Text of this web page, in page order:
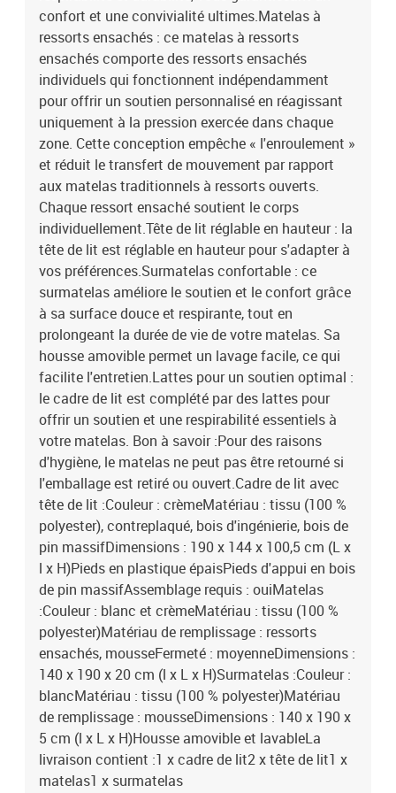
confort et une convivialité ultimes.Matelas à
ressorts ensachés : ce matelas à ressorts
ensachés comporte des ressorts ensachés
individuels qui fonctionnent indépendamment
pour offrir un soutien personnalisé en réagissant
uniquement à la pression exercée dans chaque
zone. Cette conception empêche « l'enroulement »
et réduit le transfert de mouvement par rapport
aux matelas traditionnels à ressorts ouverts.
Chaque ressort ensaché soutient le corps
individuellement.Tête de lit réglable en hauteur : la
tête de lit est réglable en hauteur pour s'adapter à
vos préférences.Surmatelas confortable : ce
surmatelas améliore le soutien et le confort grâce
à sa surface douce et respirante, tout en
prolongeant la durée de vie de votre matelas. Sa
housse amovible permet un lavage facile, ce qui
facilite l'entretien.Lattes pour un soutien optimal :
le cadre de lit est complété par des lattes pour
offrir un soutien et une respirabilité essentiels à
votre matelas. Bon à savoir :Pour des raisons
d'hygiène, le matelas ne peut pas être retourné si
l'emballage est retiré ou ouvert.Cadre de lit avec
tête de lit :Couleur : crèmeMatériau : tissu (100 %
polyester), contreplaqué, bois d'ingénierie, bois de
pin massifDimensions : 190 x 144 x 100,5 cm (L x
l x H)Pieds en plastique épaisPieds d'appui en bois
de pin massifAssemblage requis : ouiMatelas
:Couleur : blanc et crèmeMatériau : tissu (100 %
polyester)Matériau de remplissage : ressorts
ensachés, mousseFermeté : moyenneDimensions :
140 x 190 x 20 cm (l x L x H)Surmatelas :Couleur :
blancMatériau : tissu (100 % polyester)Matériau
de remplissage : mousseDimensions : 140 x 190 x
5 cm (l x L x H)Housse amovible et lavableLa
livraison contient :1 x cadre de lit2 x tête de lit1 x
matelas1 x surmatelas